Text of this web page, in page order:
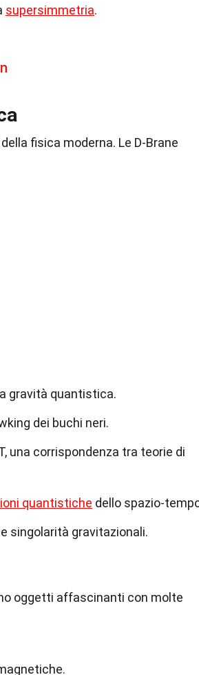
supersimmetria.
fisica moderna. Le D-Brane
gravità quantistica.
dei buchi neri.
una corrispondenza tra teorie di
quantistiche dello spazio-
singolarità gravitazionali.
oggetti affascinanti con molte